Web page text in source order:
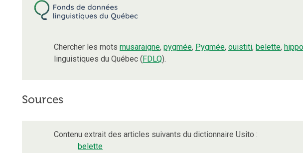
Chercher les mots musaraigne, pygmée, Pygmée, ouistiti, belette,
linguistiques du Québec (FDLQ).
Sources
Contenu extrait des articles suivants du dictionnaire Usito :
belette